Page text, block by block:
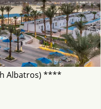
Albatros) ****